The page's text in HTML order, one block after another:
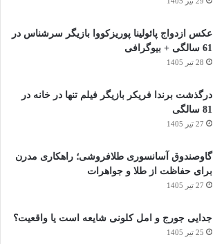
عکس ازدواج پائولینا پوریزکووا بازیگر سرشناس در
61 سالگی + بیوگرافی
28 تیر 1405
درگذشت برندا فریکر بازیگر فیلم تنها در خانه در
81 سالگی
27 تیر 1405
گاوصندوق آسانسوری طلافروشی؛ راهکاری مدرن
برای حفاظت از طلا و جواهرات
27 تیر 1405
جدایی جورج و امل کلونی شایعه است یا واقعیت؟
25 تیر 1405